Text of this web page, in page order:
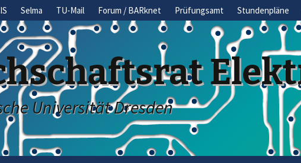
Selma TU-Mail Forum / BARknet Prüfungsamt Stundenpläne
Universität Dresden